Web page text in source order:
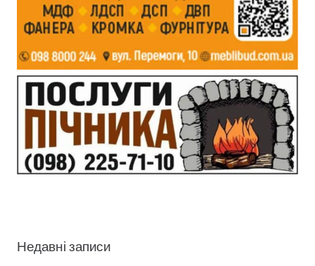
Недавні записи